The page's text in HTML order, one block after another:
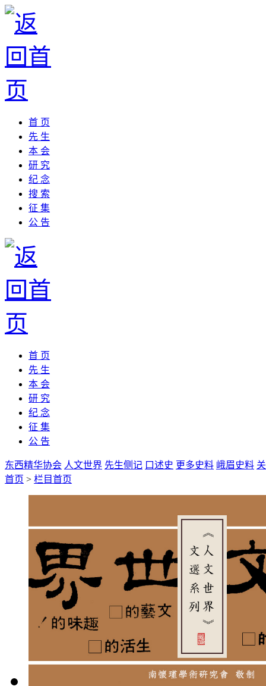
首 页
先 生
本 会
研 究
纪 念
搜 索
征 集
公 告
首 页
先 生
本 会
研 究
纪 念
征 集
公 告
东西精华协会 人文世界 先生侧记 口述史 更多史料 峨眉史料
首页 > 栏目首页